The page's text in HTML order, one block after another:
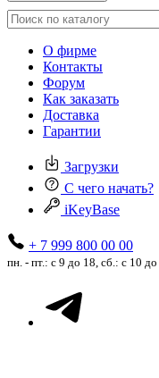
О фирме
Контакты
Форум
Как заказать
Доставка
Гарантии
Загрузки
С чего начать?
iKeyBase
+ 7 999 800 00 00
пн. - пт.: с 9 до 18, сб.: с 10